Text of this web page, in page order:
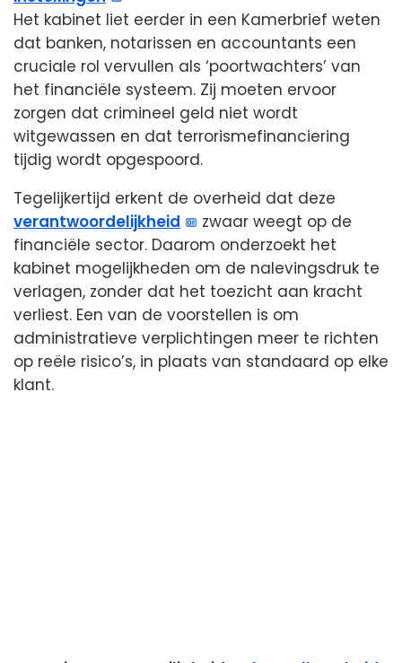
Het kabinet liet eerder in een Kamerbrief weten
dat banken, notarissen en accountants een
cruciale rol vervullen als ‘poortwachters’ van
het financiële systeem. Zij moeten ervoor
zorgen dat crimineel geld niet wordt
witgewassen en dat terrorismefinanciering
tijdig wordt opgespoord.
Tegelijkertijd erkent de overheid dat deze
verantwoordelijkheid
zwaar weegt op de
financiële sector. Daarom onderzoekt het
kabinet mogelijkheden om de nalevingsdruk te
verlagen, zonder dat het toezicht aan kracht
verliest. Een van de voorstellen is om
administratieve verplichtingen meer te richten
op reële risico’s, in plaats van standaard op elke
klant.